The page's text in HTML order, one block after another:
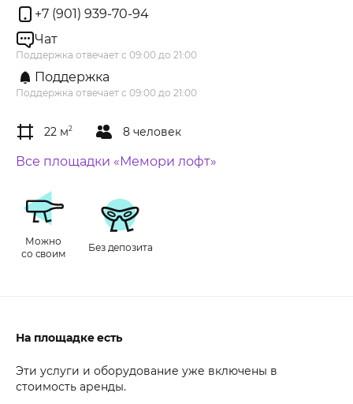
+7 (901) 939-70-94
Чат
Поддержка отвечает с 09:00 до 21:00
Поддержка
Поддержка отвечает с 09:00 до 21:00
22 м2 8 человек
Все площадки «Мемори лофт»
Можно
со своим
Без депозита
На площадке есть
Эти услуги и оборудование уже включены в
стоимость аренды.